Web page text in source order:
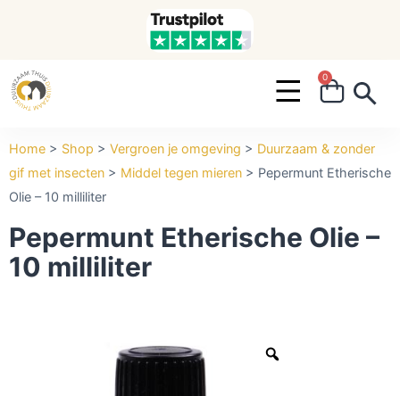
0
Home > Shop > Vergroen je omgeving > Duurzaam & zonder
gif met insecten > Middel tegen mieren > Pepermunt Etherische
Olie – 10 milliliter
Pepermunt Etherische Olie –
10 milliliter